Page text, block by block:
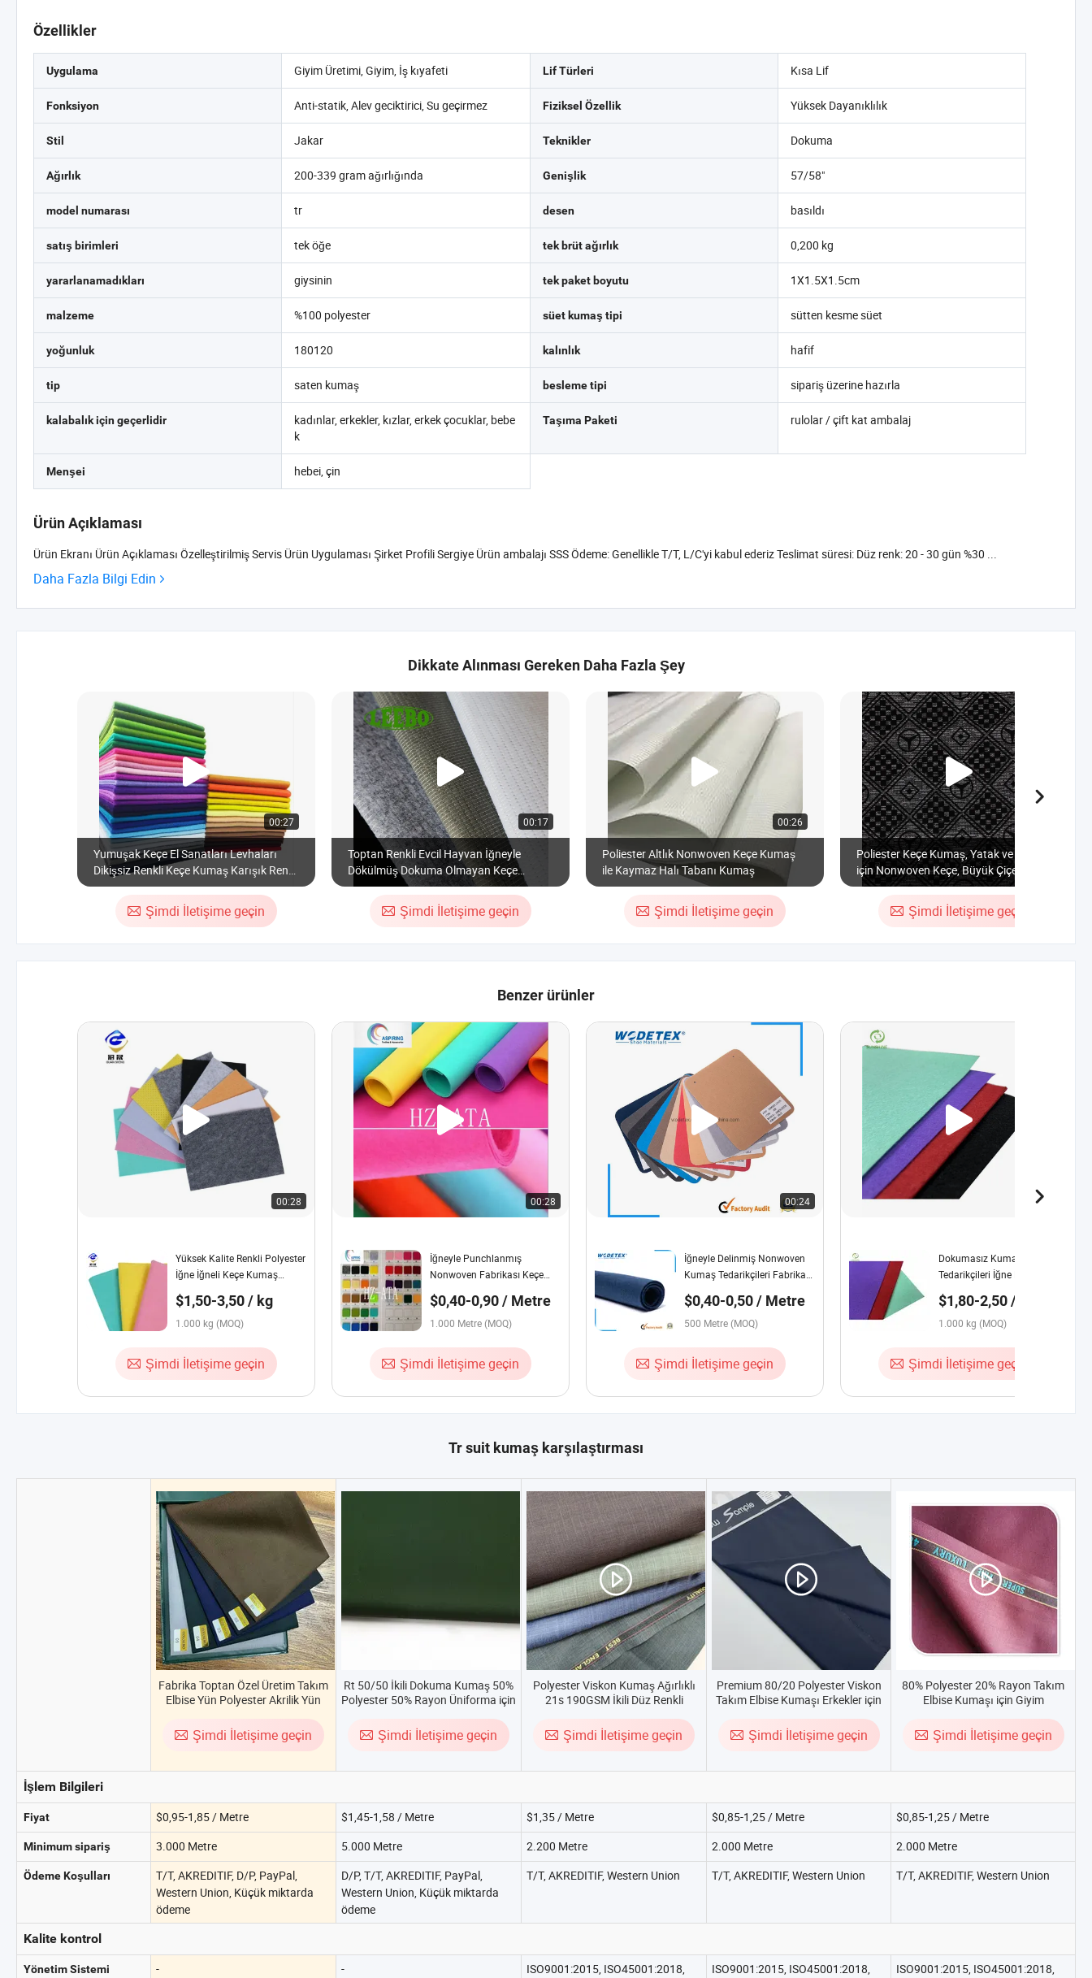
Özellikler
Uygulama Giyim Üretimi, Giyim, İş kıyafeti Lif Türleri Kısa Lif
Fonksiyon Anti-statik, Alev geciktirici, Su geçirmez Fiziksel Özellik Yüksek Dayanıklılık
Stil Jakar Teknikler Dokuma
Ağırlık 200-339 gram ağırlığında Genişlik 57/58"
model numarası tr desen basıldı
satış birimleri tek öğe tek brüt ağırlık 0,200 kg
yararlanamadıkları giysinin tek paket boyutu 1X1.5X1.5cm
malzeme %100 polyester süet kumaş tipi sütten kesme süet
yoğunluk 180120 kalınlık hafif
tip saten kumaş besleme tipi sipariş üzerine hazırla
kalabalık için geçerlidir
kadınlar, erkekler, kızlar, erkek çocuklar, bebe
k
Taşıma Paketi rulolar / çift kat ambalaj
Menşei hebei, çin
Ürün Açıklaması
Ürün Ekranı Ürün Açıklaması Özelleştirilmiş Servis Ürün Uygulaması Şirket Profili Sergiye Ürün ambalajı SSS Ödeme: Genellikle T/T, L/C'yi kabul ederiz Teslimat süresi: Düz renk: 20 - 30 gün %30 ...
Daha Fazla Bilgi Edin
Dikkate Alınması Gereken Daha Fazla Şey
00:27
Yumuşak Keçe El Sanatları Levhaları
Dikişsiz Renkli Keçe Kumaş Karışık Renk
Kalın Keçe Levhaları Yün Karışımı Keçe
Levhaları El Yapımı için
Şimdi İletişime geçin
00:17
Toptan Renkli Evcil Hayvan İğneyle
Dökülmüş Dokuma Olmayan Keçe
Kumaş
Şimdi İletişime geçin
00:26
Poliester Altlık Nonwoven Keçe Kumaş
ile Kaymaz Halı Tabanı Kumaş
Şimdi İletişime geçin
Poliester Keçe Kumaş, Yatak ve Kanepe
için Nonwoven Keçe, Büyük Çiçek Desenli
Kumaş
Şimdi İletişime geçin
Benzer ürünler
00:28
Yüksek Kalite Renkli Polyester
İğne İğneli Keçe Kumaş
$1,50-3,50 / kg
1.000 kg (MOQ)
Şimdi İletişime geçin
00:28
İğneyle Punchlanmış
Nonwoven Fabrikası Keçe
$0,40-0,90 / Metre
1.000 Metre (MOQ)
Şimdi İletişime geçin
00:24
İğneyle Delinmiş Nonwoven
Kumaş Tedarikçileri Fabrika
$0,40-0,50 / Metre
500 Metre (MOQ)
Şimdi İletişime geçin
00:29
Dokumasız Kumaş
Tedarikçileri İğne Delikli 100%
Keçe Kumaş
$1,80-2,50 / kg
1.000 kg (MOQ)
Şimdi İletişime geçin
Tr suit kumaş karşılaştırması
Fabrika Toptan Özel Üretim Takım
Elbise Yün Polyester Akrilik Yün
Şimdi İletişime geçin
Rt 50/50 İkili Dokuma Kumaş 50%
Polyester 50% Rayon Üniforma için
Şimdi İletişime geçin
Polyester Viskon Kumaş Ağırlıklı
21s 190GSM İkili Düz Renkli
Şimdi İletişime geçin
Premium 80/20 Polyester Viskon
Takım Elbise Kumaşı Erkekler için
Şimdi İletişime geçin
80% Polyester 20% Rayon Takım
Elbise Kumaşı için Giyim
Şimdi İletişime geçin
İşlem Bilgileri
Fiyat $0,95-1,85 / Metre $1,45-1,58 / Metre $1,35 / Metre $0,85-1,25 / Metre $0,85-1,25 / Metre
Minimum sipariş 3.000 Metre 5.000 Metre 2.200 Metre 2.000 Metre 2.000 Metre
Ödeme Koşulları
T/T, AKREDITIF, D/P, PayPal,
Western Union, Küçük miktarda
ödeme
D/P, T/T, AKREDITIF, PayPal,
Western Union, Küçük miktarda
ödeme
T/T, AKREDITIF, Western Union T/T, AKREDITIF, Western Union T/T, AKREDITIF, Western Union
Kalite kontrol
Yönetim Sistemi - - ISO9001:2015, ISO45001:2018, ISO9001:2015, ISO45001:2018, ISO9001:2015, ISO45001:2018,